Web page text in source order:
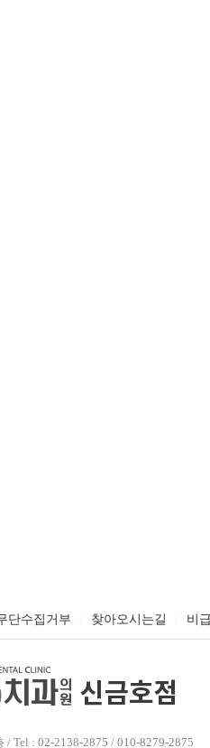
단수집거부 찾아오시는길 비
Tel : 02-2138-2875 / 010-8279-2875